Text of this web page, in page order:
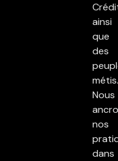
ainsi
que
des
métis.
Nous
nos
dans